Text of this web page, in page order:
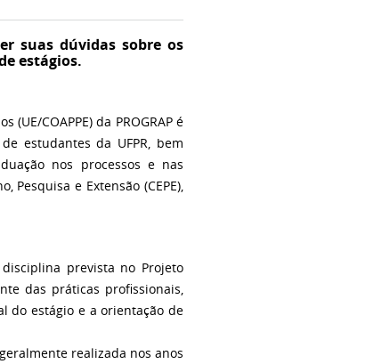
suas dúvidas sobre os
estágios.
COAPPE) da PROGRAP é
estudantes da UFPR, bem
nos processos e nas
e Extensão (CEPE),
disciplina prevista no Projeto
das práticas profissionais,
do estágio e a orientação de
realizada nos anos